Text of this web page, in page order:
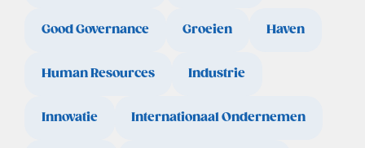
Good Governance Groeien Haven
Human Resources Industrie
Innovatie Internationaal Ondernemen